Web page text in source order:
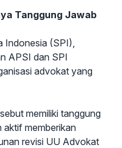
Tanggung Jawab
Indonesia (SPI),
APSI dan SPI
advokat yang
memiliki tanggung
aktif memberikan
revisi UU Advokat